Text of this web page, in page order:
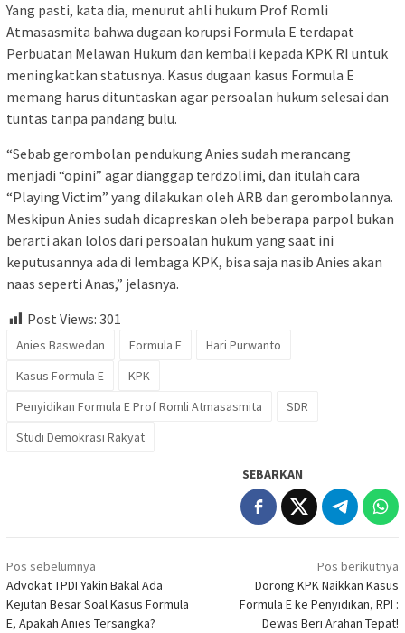
Yang pasti, kata dia, menurut ahli hukum Prof Romli
Atmasasmita bahwa dugaan korupsi Formula E terdapat
Perbuatan Melawan Hukum dan kembali kepada KPK RI untuk
meningkatkan statusnya. Kasus dugaan kasus Formula E
memang harus dituntaskan agar persoalan hukum selesai dan
tuntas tanpa pandang bulu.
“Sebab gerombolan pendukung Anies sudah merancang
menjadi “opini” agar dianggap terdzolimi, dan itulah cara
“Playing Victim” yang dilakukan oleh ARB dan gerombolannya.
Meskipun Anies sudah dicapreskan oleh beberapa parpol bukan
berarti akan lolos dari persoalan hukum yang saat ini
keputusannya ada di lembaga KPK, bisa saja nasib Anies akan
naas seperti Anas,” jelasnya.
Post Views: 301
Anies Baswedan Formula E
Hari Purwanto
Kasus Formula E
KPK
Penyidikan Formula E Prof Romli Atmasasmita
SDR
Studi Demokrasi Rakyat
SEBARKAN
Navigasi
pos
Pos sebelumnya
Advokat TPDI Yakin Bakal Ada
Kejutan Besar Soal Kasus Formula
E, Apakah Anies Tersangka?
Pos berikutnya
Dorong KPK Naikkan Kasus
Formula E ke Penyidikan, RPI :
Dewas Beri Arahan Tepat!